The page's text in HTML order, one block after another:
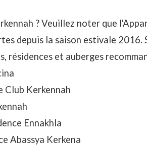
? Veuillez noter que
depuis la saison estivale 2016.
résidences et auberges
Club Kerkennah
Ennakhla
Abassya Kerkena